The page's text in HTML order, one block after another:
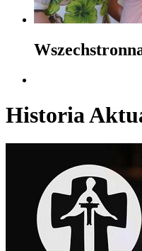
Historia